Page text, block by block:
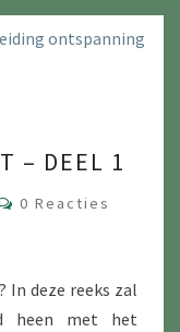
– DEEL 1
Reacties
0 Reacties
In deze reeks zal
heen met het